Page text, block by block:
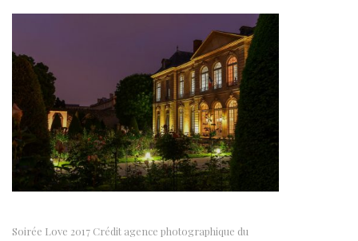
Soirée Love 2017 Crédit agence photographique du